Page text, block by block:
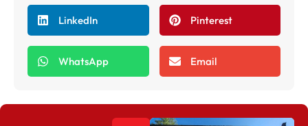
LinkedIn Pinterest
WhatsApp Email